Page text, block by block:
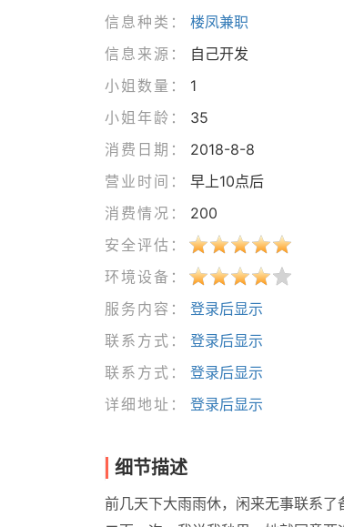
信息种类：
楼凤兼职
信息来源：
自己开发
小姐数量：
1
小姐年龄：
35
消费日期：
2018-8-8
营业时间：
早上10点后
消费情况：
200
安全评估：
环境设备：
服务内容：
登录后显示
联系方式：
登录后显示
联系方式：
登录后显示
详细地址：
登录后显示
细节描述
前几天下大雨雨休，闲来无事联系